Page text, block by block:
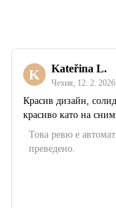
K Kateřina L.
Чехия, 12. 2. 2026
Красив дизайн,
красиво като на
Това ревю е
преведено.